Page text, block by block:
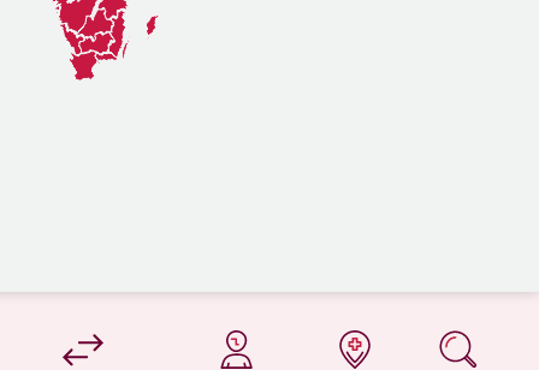
på 1177.se
på 1177.se
på 1177.se
på 1177.se